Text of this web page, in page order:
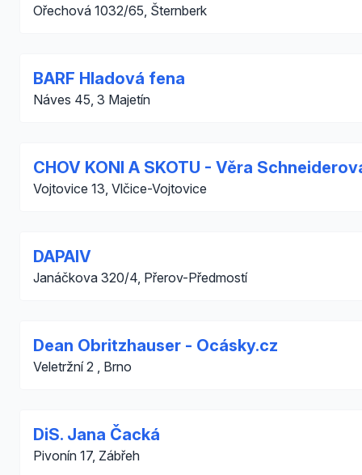
Ořechová 1032/65, Šternberk
BARF Hladová fena
Náves 45, 3 Majetín
CHOV KONI A SKOTU - Věra
Vojtovice 13, Vlčice-Vojtovice
DAPAIV
Janáčkova 320/4, Přerov-Předmostí
Dean Obritzhauser - Ocásky.cz
Veletržní 2 , Brno
DiS. Jana Čacká
Pivonín 17, Zábřeh